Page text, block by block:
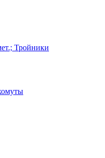
Тройники